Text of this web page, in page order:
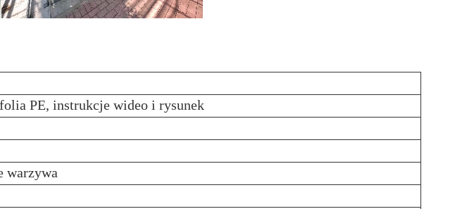
PE, instrukcje wideo i rysunek
warzywa